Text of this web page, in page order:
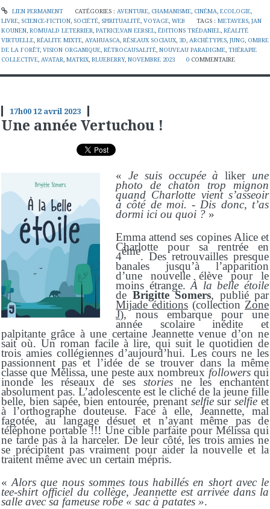
LIEN PERMANENT CATÉGORIES : AVENTURE, CHAMANISME, CINÉMA, ECOLOGIE,
LIVRE, SCIENCE-FICTION, SOCIÉTÉ, SPIRITUALITÉ, VOYAGE, WEB TAGS :METAVERS,JAN
KOUNEN, ROMUALD LETERRIER, PATRICE.VAN EERSEL, ÉDITIONS TRÉDANIEL, RÉALITÉ
VIRTUELLE, RÉALITE MIXTE, AYAHUASCA, RÉSEAUX SOCIAUX, 3D, ARCHÉTYPES, JUNG, OMBRE
DE LA FORÊT, VISION ORGANIQUE, RÉTROCAUSALITÉ, NOUVEAU PARADIGME, THÉRAPIE
COLLECTIVE, AVATAR, MATRIX, BLUEBERRY, NOVEMBRE 2023 0 COMMENTAIRE
17h0012 avril 2023
Une année Vertuchou !
« Je suis occupée àlikerune
photo de chaton trop mignon
quand Charlotte vient s’asseoir
à côté de moi. - Dis donc, t’as
dormi ici ou quoi ? »
Emma attend ses copines Alice et
Charlotte pour sa rentrée en
4ème. Des retrouvailles presque
banales jusqu’à l’apparition
d’une nouvelle élève pour le
moins étrange.À la belle étoile
de Brigitte Somers, publié par
Mijade éditions (collection Zone
J), nous embarque pour une
année scolaire inédite et
palpitante grâce à une certaine Jeannette venue d’on ne
sait où. Un roman facile à lire, qui suit le quotidien de
trois amies collégiennes d’aujourd’hui. Les cours ne les
passionnent pas et l’idée de se trouver dans la même
classe que Mélissa, une peste aux nombreux followersqui
inonde les réseaux de ses stories ne les enchantent
absolument pas. L’adolescente est le cliché de la jeune fille
belle, bien sapée, bien entourée, prenant selfiesurselfieet
à l’orthographe douteuse. Face à elle, Jeannette, mal
fagotée, au langage désuet et n’ayant même pas de
téléphone portable !!! Une cible parfaite pour Mélissa qui
ne tarde pas à la harceler. De leur côté, les trois amies ne
se précipitent pas vraiment pour aider la nouvelle et la
traitent même avec un certain mépris.
«Alors que nous sommes tous habillés en short avec le
tee-shirt officiel du collège, Jeannette est arrivée dans la
salle avec sa fameuse robe « sac à patates ».